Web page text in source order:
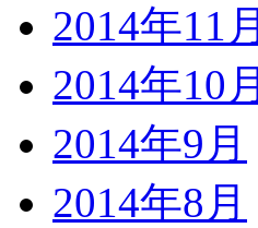
2014年11月
2014年10月
2014年9月
2014年8月